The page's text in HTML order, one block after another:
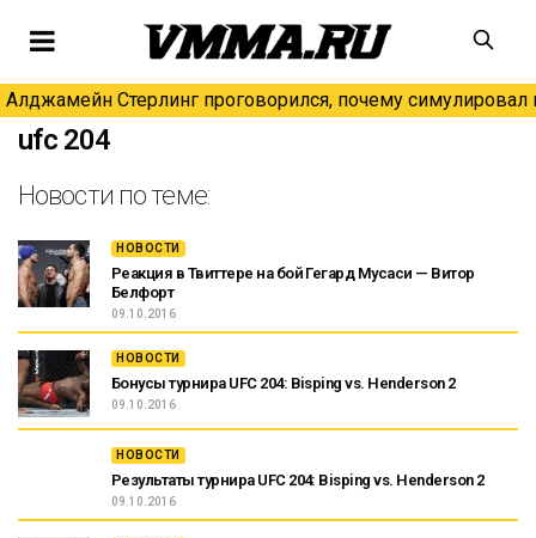
Алджамейн Стерлинг проговорился, почему симулировал
ufc 204
Новости по теме:
НОВОСТИ
Реакция в Твиттере на бой Гегард Мусаси — Витор
Белфорт
09.10.2016
НОВОСТИ
Бонусы турнира UFC 204: Bisping vs. Henderson 2
09.10.2016
НОВОСТИ
Результаты турнира UFC 204: Bisping vs. Henderson 2
09.10.2016